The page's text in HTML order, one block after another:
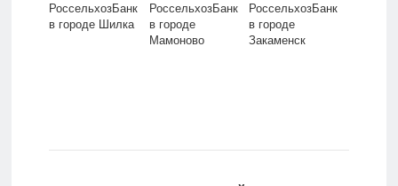
РоссельхозБанк
в городе Шилка
РоссельхозБанк
в городе
Мамоново
РоссельхозБанк
в городе
Закаменск